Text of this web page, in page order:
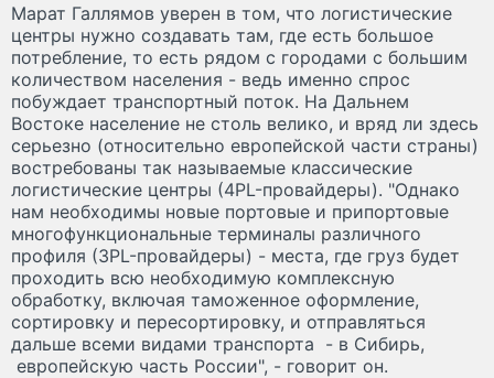
Марат Галлямов уверен в том, что логистические
центры нужно создавать там, где есть большое
потребление, то есть рядом с городами с большим
количеством населения - ведь именно спрос
побуждает транспортный поток. На Дальнем
Востоке население не столь велико, и вряд ли здесь
серьезно (относительно европейской части страны)
востребованы так называемые классические
логистические центры (4PL-провайдеры). "Однако
нам необходимы новые портовые и припортовые
многофункциональные терминалы различного
профиля (3PL-провайдеры) - места, где груз будет
проходить всю необходимую комплексную
обработку, включая таможенное оформление,
сортировку и пересортировку, и отправляться
дальше всеми видами транспорта - в Сибирь,
европейскую часть России", - говорит он.